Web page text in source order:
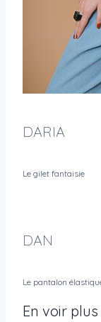
DARIA
Le gilet fantaisie
DAN
Le pantalon
En voir